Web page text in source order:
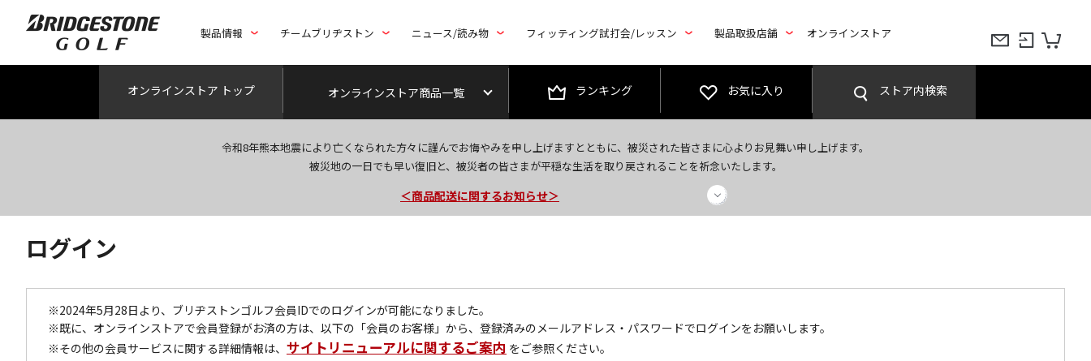
製品情報 チームブリヂストン ニュース/読み物 フィッティング試打会/レッスン 製品取扱店舗 オンラインストア
オンラインストア トップ オンラインストア商品一覧 ランキング お気に入り ストア内検索
令和8年熊本地震により亡くなられた方々に謹んでお悔やみを申し上げますとともに、被災された皆さまに心よりお見舞い申し上げます。
被災地の一日でも早い復旧と、被災者の皆さまが平穏な生活を取り戻されることを祈念いたします。
＜夏季休暇中のご注文・発送・お問い合わせ＞
今なら新規会員登録で1,000円OFFクーポンプレゼント！
＜商品配送に関するお知らせ＞
ログイン
※2024年5月28日より、ブリヂストンゴルフ会員IDでのログインが可能になりました。
※既に、オンラインストアで会員登録がお済の方は、以下の「会員のお客様」から、登録済みのメールアドレス・パスワードでログインをお願いします。
※その他の会員サービスに関する詳細情報は、 サイトリニューアルに関するご案内 をご参照ください。